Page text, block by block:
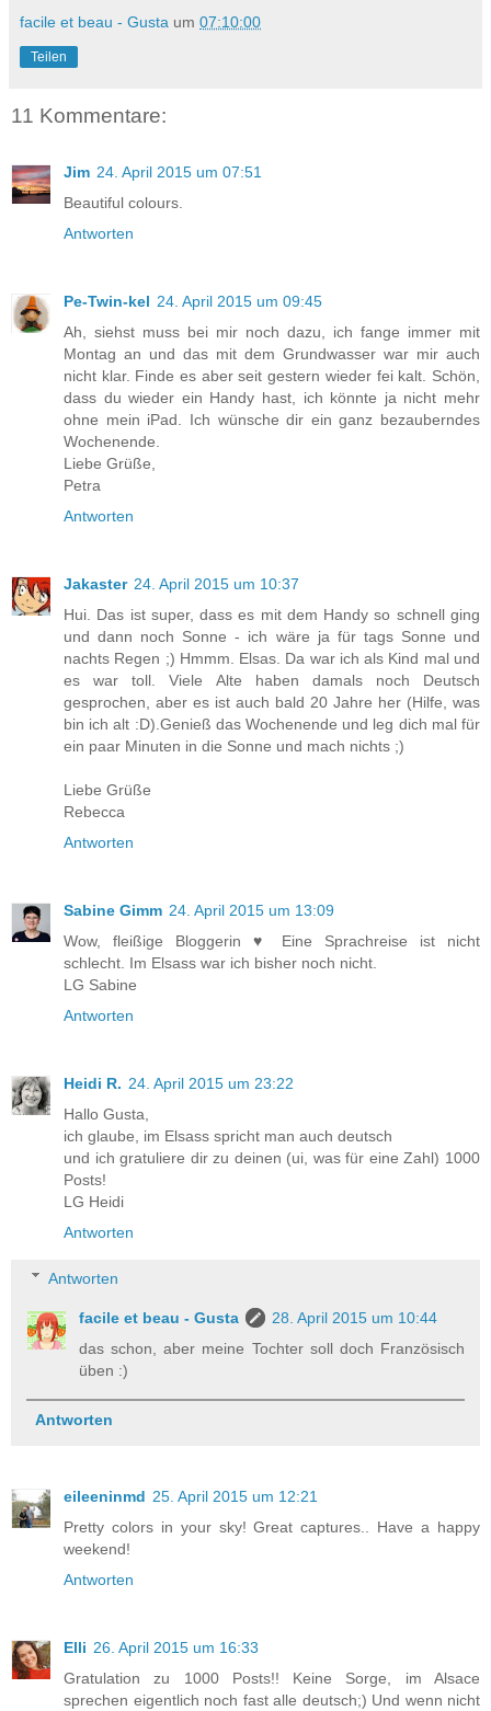
facile et beau - Gusta um 07:10:00
Teilen
11 Kommentare:
Jim 24. April 2015 um 07:51
Beautiful colours.
Antworten
Pe-Twin-kel 24. April 2015 um 09:45
Ah, siehst muss bei mir noch dazu, ich fange immer mit
Montag an und das mit dem Grundwasser war mir auch
nicht klar. Finde es aber seit gestern wieder fei kalt. Schön,
dass du wieder ein Handy hast, ich könnte ja nicht mehr
ohne mein iPad. Ich wünsche dir ein ganz bezauberndes
Wochenende.
Liebe Grüße,
Petra
Antworten
Jakaster 24. April 2015 um 10:37
Hui. Das ist super, dass es mit dem Handy so schnell ging
und dann noch Sonne - ich wäre ja für tags Sonne und
nachts Regen ;) Hmmm. Elsas. Da war ich als Kind mal und
es war toll. Viele Alte haben damals noch Deutsch
gesprochen, aber es ist auch bald 20 Jahre her (Hilfe, was
bin ich alt :D).Genieß das Wochenende und leg dich mal für
ein paar Minuten in die Sonne und mach nichts ;)
Liebe Grüße
Rebecca
Antworten
Sabine Gimm 24. April 2015 um 13:09
Wow, fleißige Bloggerin ♥ Eine Sprachreise ist nicht
schlecht. Im Elsass war ich bisher noch nicht.
LG Sabine
Antworten
Heidi R. 24. April 2015 um 23:22
Hallo Gusta,
ich glaube, im Elsass spricht man auch deutsch
und ich gratuliere dir zu deinen (ui, was für eine Zahl) 1000
Posts!
LG Heidi
Antworten
Antworten
facile et beau - Gusta
28. April 2015 um 10:44
das schon, aber meine Tochter soll doch Französisch
üben :)
Antworten
eileeninmd 25. April 2015 um 12:21
Pretty colors in your sky! Great captures.. Have a happy
weekend!
Antworten
Elli 26. April 2015 um 16:33
Gratulation zu 1000 Posts!! Keine Sorge, im Alsace
sprechen eigentlich noch fast alle deutsch;) Und wenn nicht